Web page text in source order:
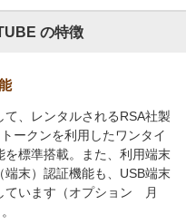
の特徴
て、レンタルされるRSA社製
ークンを利用したワンタイ
を標準搭載。また、利用端末
端末）認証機能も、USB端末
ています（オプション 月